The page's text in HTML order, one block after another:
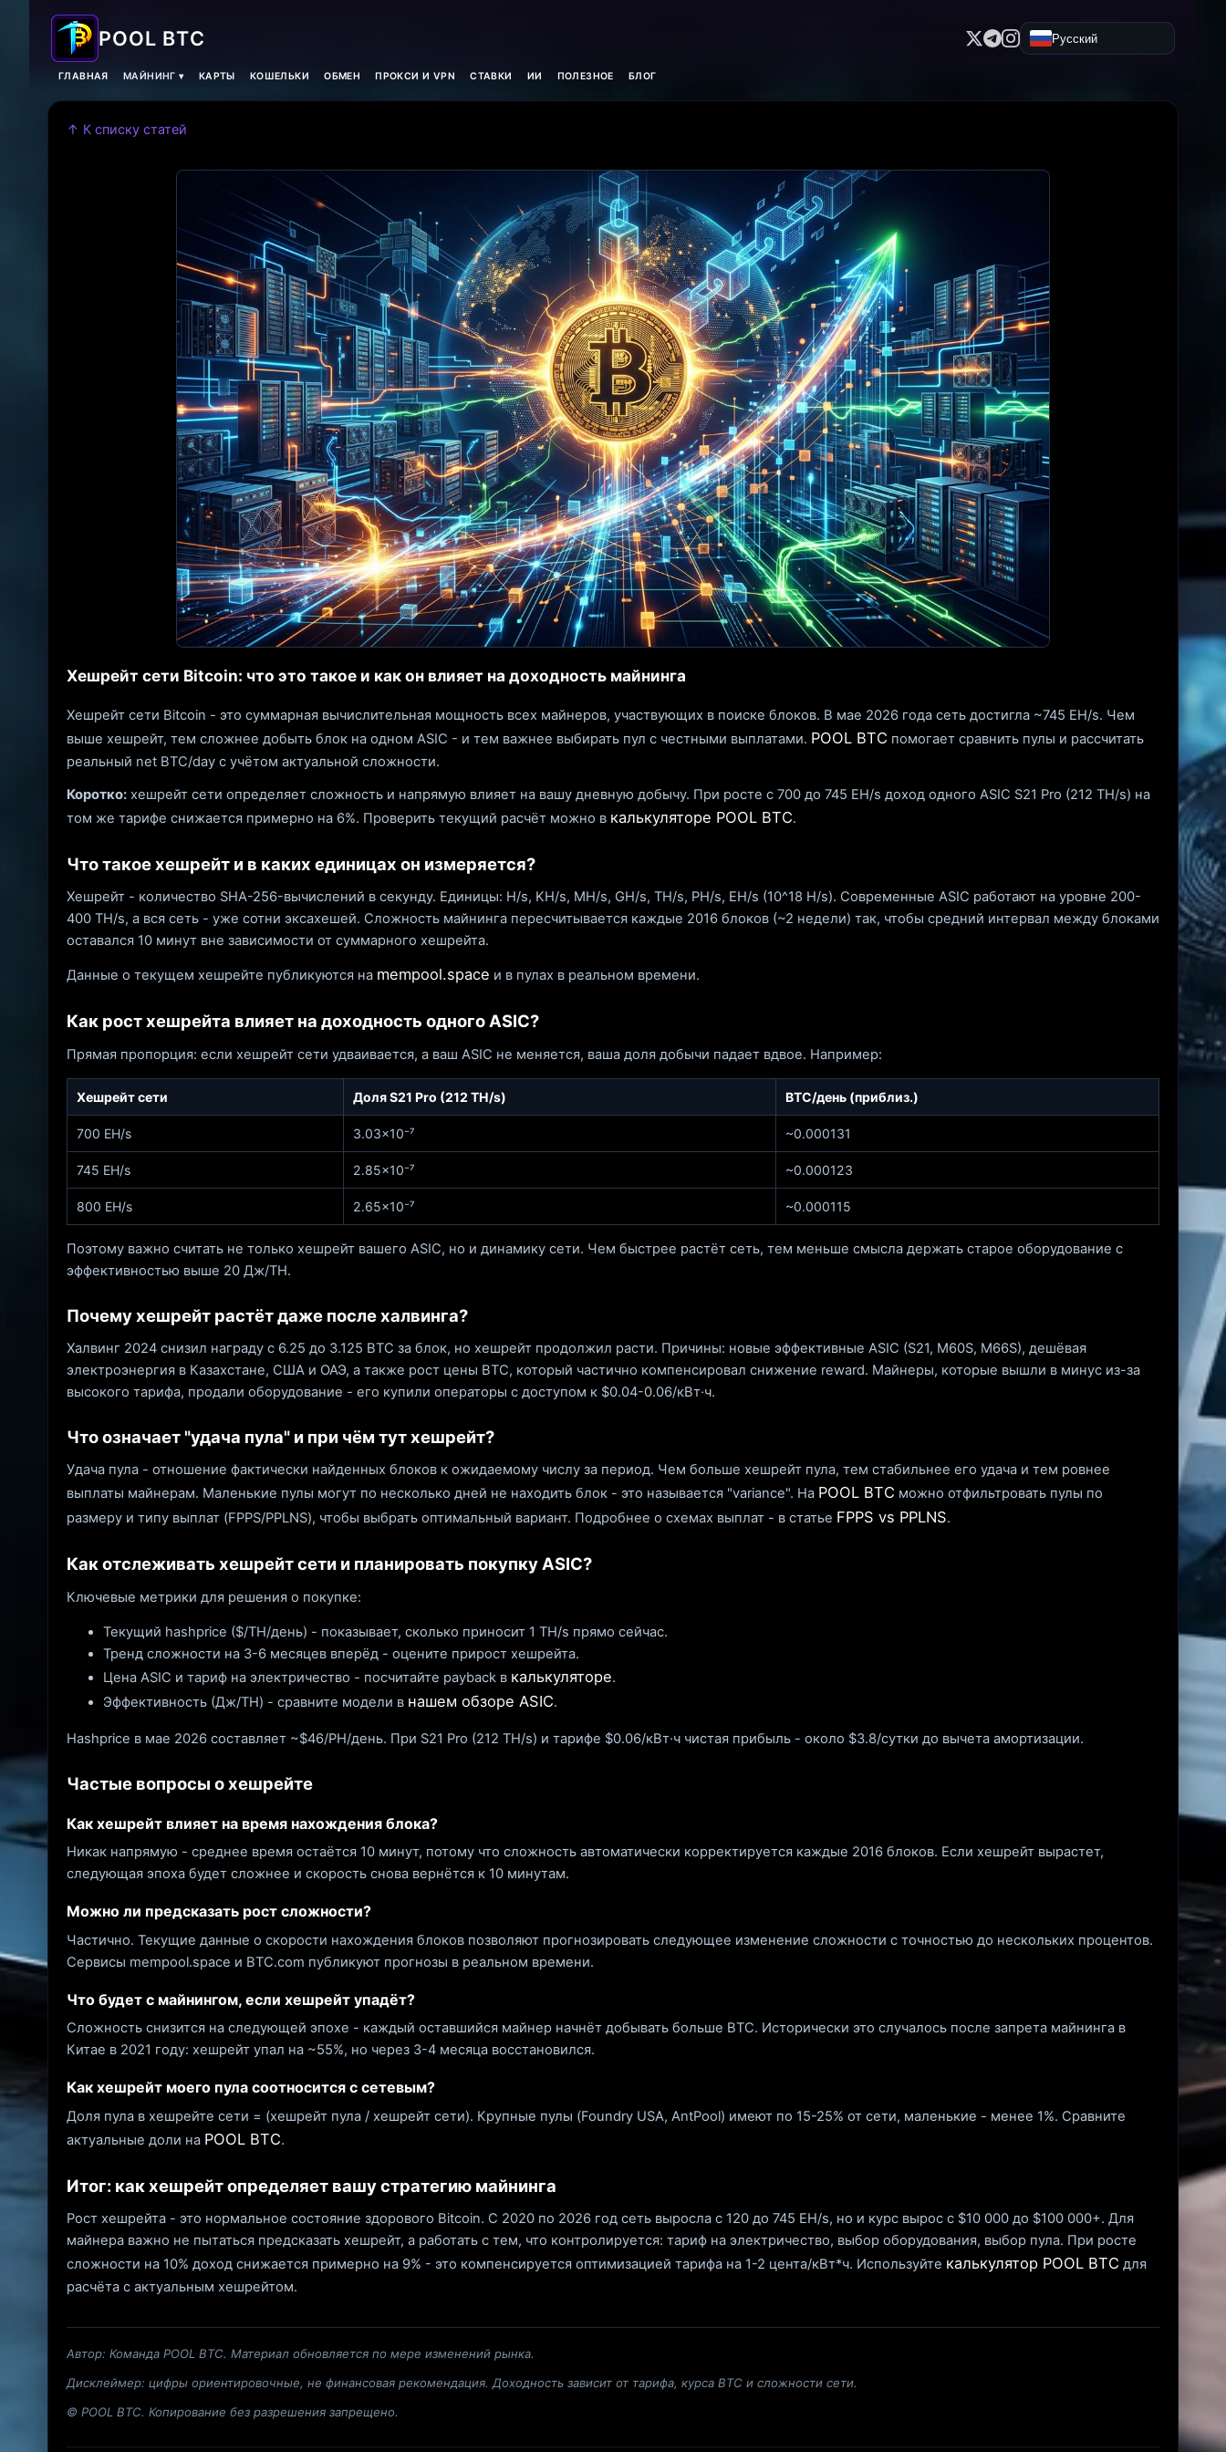
POOL BTC Русский
ГЛАВНАЯ МАЙНИНГ ▾ КАРТЫ КОШЕЛЬКИ ОБМЕН ПРОКСИ И VPN СТАВКИ ИИ ПОЛЕЗНОЕ БЛОГ
↑ К списку статей
Хешрейт сети Bitcoin: что это такое и как он влияет на доходность майнинга
Хешрейт сети Bitcoin - это суммарная вычислительная мощность всех майнеров, участвующих в поиске блоков. В мае 2026 года сеть достигла ~745 EH/s. Чем
выше хешрейт, тем сложнее добыть блок на одном ASIC - и тем важнее выбирать пул с честными выплатами. POOL BTC помогает сравнить пулы и рассчитать
реальный net BTC/day с учётом актуальной сложности.
Коротко: хешрейт сети определяет сложность и напрямую влияет на вашу дневную добычу. При росте с 700 до 745 EH/s доход одного ASIC S21 Pro (212 TH/s) на
том же тарифе снижается примерно на 6%. Проверить текущий расчёт можно в калькуляторе POOL BTC.
Что такое хешрейт и в каких единицах он измеряется?
Хешрейт - количество SHA-256-вычислений в секунду. Единицы: H/s, KH/s, MH/s, GH/s, TH/s, PH/s, EH/s (10^18 H/s). Современные ASIC работают на уровне 200-
400 TH/s, а вся сеть - уже сотни эксахешей. Сложность майнинга пересчитывается каждые 2016 блоков (~2 недели) так, чтобы средний интервал между блоками
оставался 10 минут вне зависимости от суммарного хешрейта.
Данные о текущем хешрейте публикуются на mempool.space и в пулах в реальном времени.
Как рост хешрейта влияет на доходность одного ASIC?
Прямая пропорция: если хешрейт сети удваивается, а ваш ASIC не меняется, ваша доля добычи падает вдвое. Например:
Хешрейт сети Доля S21 Pro (212 TH/s) BTC/день (приблиз.)
700 EH/s 3.03×10⁻⁷ ~0.000131
745 EH/s 2.85×10⁻⁷ ~0.000123
800 EH/s 2.65×10⁻⁷ ~0.000115
Поэтому важно считать не только хешрейт вашего ASIC, но и динамику сети. Чем быстрее растёт сеть, тем меньше смысла держать старое оборудование с
эффективностью выше 20 Дж/TH.
Почему хешрейт растёт даже после халвинга?
Халвинг 2024 снизил награду с 6.25 до 3.125 BTC за блок, но хешрейт продолжил расти. Причины: новые эффективные ASIC (S21, M60S, M66S), дешёвая
электроэнергия в Казахстане, США и ОАЭ, а также рост цены BTC, который частично компенсировал снижение reward. Майнеры, которые вышли в минус из-за
высокого тарифа, продали оборудование - его купили операторы с доступом к $0.04-0.06/кВт·ч.
Что означает "удача пула" и при чём тут хешрейт?
Удача пула - отношение фактически найденных блоков к ожидаемому числу за период. Чем больше хешрейт пула, тем стабильнее его удача и тем ровнее
выплаты майнерам. Маленькие пулы могут по несколько дней не находить блок - это называется "variance". На POOL BTC можно отфильтровать пулы по
размеру и типу выплат (FPPS/PPLNS), чтобы выбрать оптимальный вариант. Подробнее о схемах выплат - в статье FPPS vs PPLNS.
Как отслеживать хешрейт сети и планировать покупку ASIC?
Ключевые метрики для решения о покупке:
Текущий hashprice ($/TH/день) - показывает, сколько приносит 1 TH/s прямо сейчас.
Тренд сложности на 3-6 месяцев вперёд - оцените прирост хешрейта.
Цена ASIC и тариф на электричество - посчитайте payback в калькуляторе.
Эффективность (Дж/TH) - сравните модели в нашем обзоре ASIC.
Hashprice в мае 2026 составляет ~$46/PH/день. При S21 Pro (212 TH/s) и тарифе $0.06/кВт·ч чистая прибыль - около $3.8/сутки до вычета амортизации.
Частые вопросы о хешрейте
Как хешрейт влияет на время нахождения блока?
Никак напрямую - среднее время остаётся 10 минут, потому что сложность автоматически корректируется каждые 2016 блоков. Если хешрейт вырастет,
следующая эпоха будет сложнее и скорость снова вернётся к 10 минутам.
Можно ли предсказать рост сложности?
Частично. Текущие данные о скорости нахождения блоков позволяют прогнозировать следующее изменение сложности с точностью до нескольких процентов.
Сервисы mempool.space и BTC.com публикуют прогнозы в реальном времени.
Что будет с майнингом, если хешрейт упадёт?
Сложность снизится на следующей эпохе - каждый оставшийся майнер начнёт добывать больше BTC. Исторически это случалось после запрета майнинга в
Китае в 2021 году: хешрейт упал на ~55%, но через 3-4 месяца восстановился.
Как хешрейт моего пула соотносится с сетевым?
Доля пула в хешрейте сети = (хешрейт пула / хешрейт сети). Крупные пулы (Foundry USA, AntPool) имеют по 15-25% от сети, маленькие - менее 1%. Сравните
актуальные доли на POOL BTC.
Итог: как хешрейт определяет вашу стратегию майнинга
Рост хешрейта - это нормальное состояние здорового Bitcoin. С 2020 по 2026 год сеть выросла с 120 до 745 EH/s, но и курс вырос с $10 000 до $100 000+. Для
майнера важно не пытаться предсказать хешрейт, а работать с тем, что контролируется: тариф на электричество, выбор оборудования, выбор пула. При росте
сложности на 10% доход снижается примерно на 9% - это компенсируется оптимизацией тарифа на 1-2 цента/кВт*ч. Используйте калькулятор POOL BTC для
расчёта с актуальным хешрейтом.
Автор: Команда POOL BTC. Материал обновляется по мере изменений рынка.
Дисклеймер: цифры ориентировочные, не финансовая рекомендация. Доходность зависит от тарифа, курса BTC и сложности сети.
© POOL BTC. Копирование без разрешения запрещено.